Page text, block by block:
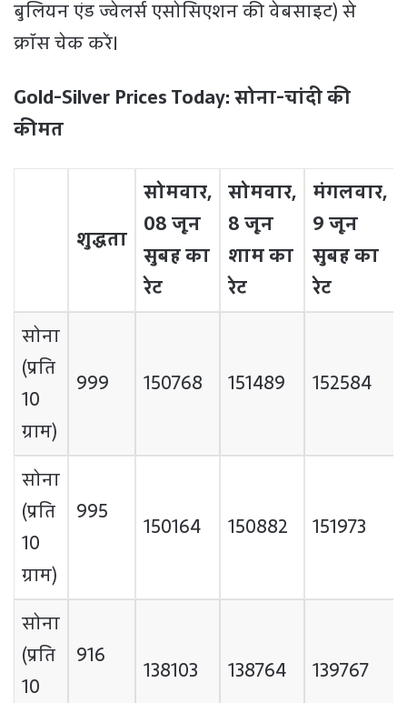
बुलियन एंड ज्वेलर्स एसोसिएशन की वेबसाइट) से
क्रॉस चेक करें।
Gold-Silver Prices Today: सोना-चांदी की
कीमत
शुद्धता
सोमवार,
08 जून
सुबह का
रेट
सोमवार,
8 जून
शाम का
रेट
मंगलवार,
9 जून
सुबह का
रेट
सोना
(प्रति
10
ग्राम)
999 150768 151489 152584
सोना
(प्रति
10
ग्राम)
995
150164 150882 151973
सोना
(प्रति
10
916
138103 138764 139767